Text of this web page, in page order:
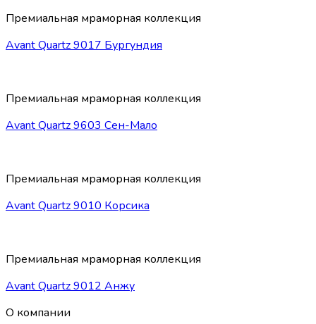
Премиальная мраморная коллекция
Avant Quartz 9017 Бургундия
Премиальная мраморная коллекция
Avant Quartz 9603 Сен-Мало
Премиальная мраморная коллекция
Avant Quartz 9010 Корсика
Премиальная мраморная коллекция
Avant Quartz 9012 Анжу
О компании